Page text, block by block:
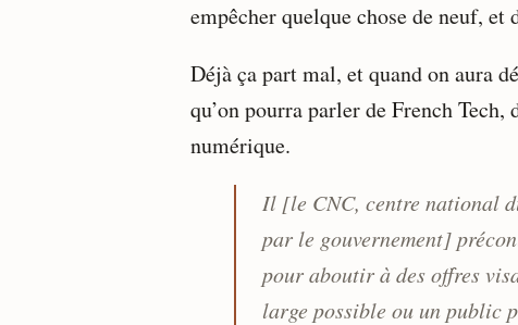
empêcher quelque chose de neuf, et
Déjà ça part mal, et quand on aura
qu’on pourra parler de French
numérique.
Il [le CNC, centre national
par le gouvernement]
pour aboutir à des offres
large possible ou un public